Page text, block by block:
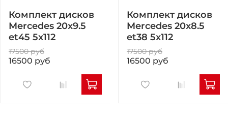
Комплект дисков
Mercedes 20x9.5
et45 5x112
17500 руб
16500 руб
Комплект дисков
Mercedes 20x8.5
et38 5x112
17500 руб
16500 руб